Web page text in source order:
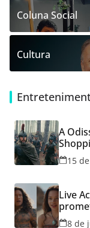
Coluna Social
Cultura
A
15
Live
8 de